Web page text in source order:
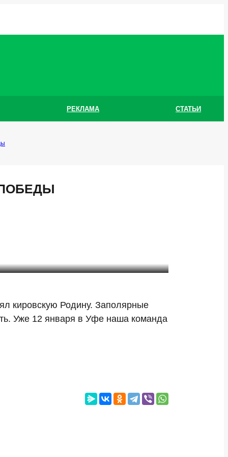
РЕКЛАМА СТАТЬИ
кировскую Родину. Заполярные
Уже 12 января в Уфе наша команда